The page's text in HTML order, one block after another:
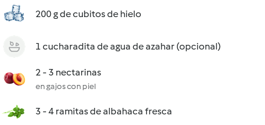
200 g de cubitos de hielo
1 cucharadita de agua de azahar (opcional)
2 - 3 nectarinas
en gajos con piel
3 - 4 ramitas de albahaca fresca